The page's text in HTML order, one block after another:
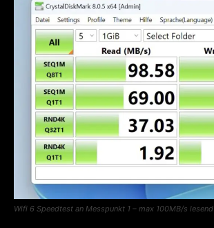
Wifi 6 Speedtest an Messpunkt 1 – max 100MB/s lesend